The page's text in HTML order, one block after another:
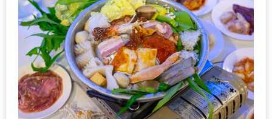
ผู้
โชค
ดี
กับ
น้า
อ้วน
ครั้ง